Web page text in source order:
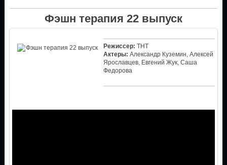
Фэшн терапия 22 выпуск
Режиссер: ТНТ
Актеры: Александр Куземин, Алексей
Ярославцев, Евгений Жук, Саша
Федорова